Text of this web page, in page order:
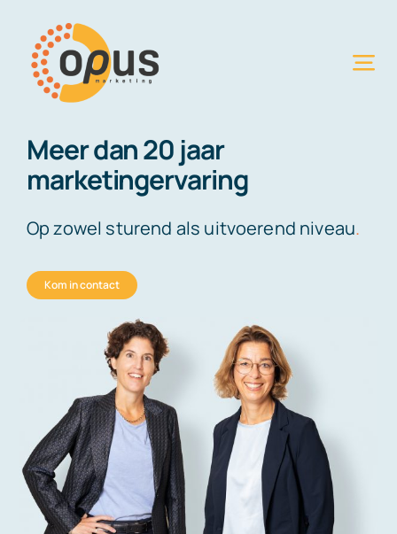
naar
inhoud
Over
Meer dan 20 jaar
marketingervaring
Op zowel sturend als uitvoerend niveau.
Kom in contact